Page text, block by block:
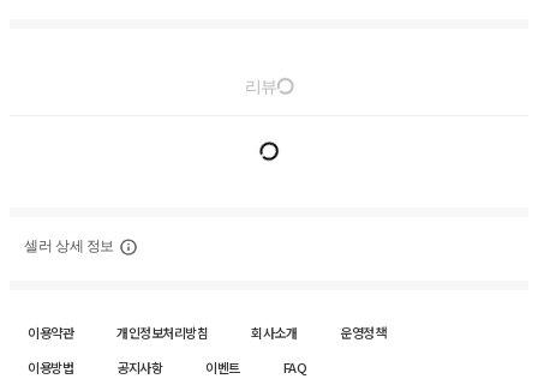
리뷰
셀러 상세 정보
이용약관 개인정보처리방침 회사소개
운영정책
이용방법
공지사항 이벤트 FAQ